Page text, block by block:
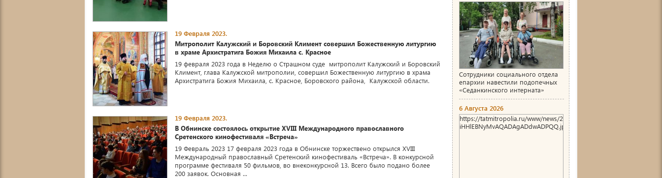
19 Февраля 2023.
Митрополит Калужский и Боровский Климент совершил Божественную литургию
в храме Архистратига Божия Михаила с. Красное
19 февраля 2023 года в Неделю о Страшном суде митрополит Калужский и Боровский
Климент, глава Калужской митрополии, совершил Божественную литургию в храма
Архистратига Божия Михаила, с. Красное, Боровского района, Калужской области.
19 Февраля 2023.
В Обнинске состоялось открытие XVIII Международного православного
Сретенского кинофестиваля «Встреча»
19 Февраль 2023 17 февраля 2023 года в Обнинске торжествено открылся XVIII
Международный православный Сретенский кинофестиваль «Встреча». В конкурсной
программе фестиваля 50 фильмов, во внеконкурсной 13. Всего было подано более
200 заявок. Основная ...
Сотрудники социального отдела
епархии навестили подопечных
«Седанкинского интерната»
6 Августа 2026
https://tatmitropolia.ru/www/news/2026/8/
iHHlEBNyMvAQADAgADdwADPQQ.jpg